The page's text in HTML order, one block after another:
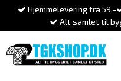
Hjemmelevering fra 59,-
Alt samlet til